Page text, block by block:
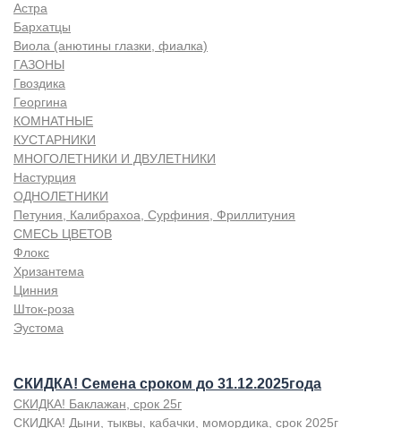
Астра
Бархатцы
Виола (анютины глазки, фиалка)
ГАЗОНЫ
Гвоздика
Георгина
КОМНАТНЫЕ
КУСТАРНИКИ
МНОГОЛЕТНИКИ И ДВУЛЕТНИКИ
Настурция
ОДНОЛЕТНИКИ
Петуния, Калибрахоа, Сурфиния, Фриллитуния
СМЕСЬ ЦВЕТОВ
Флокс
Хризантема
Цинния
Шток-роза
Эустома
СКИДКА! Семена сроком до 31.12.2025года
СКИДКА! Баклажан, срок 25г
СКИДКА! Дыни, тыквы, кабачки, момордика, срок 2025г